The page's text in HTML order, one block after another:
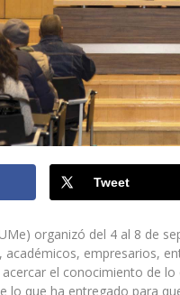
Tweet
organizó del 4 al 8 de
empresarios,
el conocimiento de
lo que ha entregado para